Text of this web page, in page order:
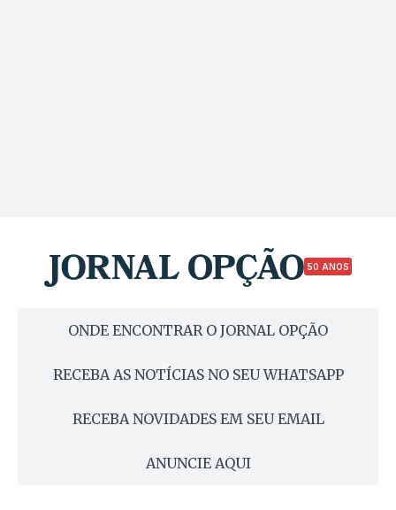
50 ANOS
ONDE ENCONTRAR O JORNAL OPÇÃO
RECEBA AS NOTÍCIAS NO SEU WHATSAPP
RECEBA NOVIDADES EM SEU EMAIL
ANUNCIE AQUI